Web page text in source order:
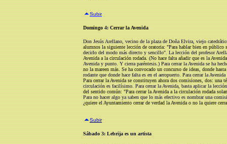
Subir
Domingo 4: Cerrar la Avenida
Don Jesús Arellano, vecino de la plaza de Doña Elvira, viejo
alumnos la siguiente lección de oratoria: "Para hablar bien en público
decirlo del modo más directo y sencillo". La lección del profesor
Avenida a la circulación rodada. (No hace falta añadir que es la
Avenida y punto. Y cierra paréntesis.) Para cerrar la Avenida se ha
no la mareen más. Se ha convocado un concurso de ideas, donde
rodante que donde hace falta es en el aeropuerto. Para cerrar la
Para cerrar la Avenida se constituyen ahora dos comisiones, dos: una
circulación es facilísimo. Para cerrar la Avenida, basta aplicar la
del sentido común: "Para cerrar la Avenida a la circulación rodada
Para no hacer algo ya saben que lo más efectivo es nombrar una
¿quiere el Ayuntamiento cerrar de verdad la Avenida o no la quiere
Subir
Sábado 3: Lebrija es un artista